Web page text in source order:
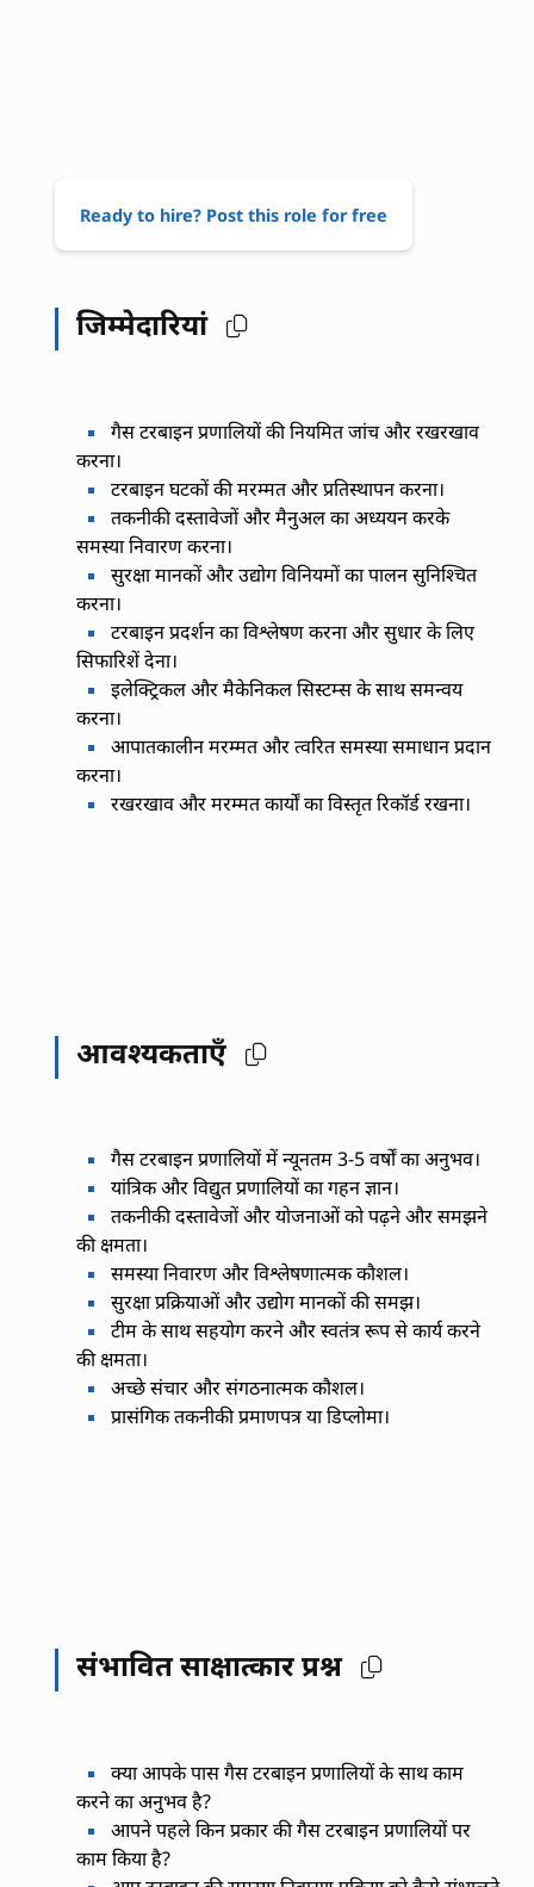
Ready to hire? Post this role for free
जिम्मेदारियां
गैस टरबाइन प्रणालियों की नियमित जांच और रखरखाव
करना।
टरबाइन घटकों की मरम्मत और प्रतिस्थापन करना।
तकनीकी दस्तावेजों और मैनुअल का अध्ययन करके
समस्या निवारण करना।
सुरक्षा मानकों और उद्योग विनियमों का पालन सुनिश्चित
करना।
टरबाइन प्रदर्शन का विश्लेषण करना और सुधार के लिए
सिफारिशें देना।
इलेक्ट्रिकल और मैकेनिकल सिस्टम्स के साथ समन्वय
करना।
आपातकालीन मरम्मत और त्वरित समस्या समाधान प्रदान
करना।
रखरखाव और मरम्मत कार्यों का विस्तृत रिकॉर्ड रखना।
आवश्यकताएँ
गैस टरबाइन प्रणालियों में न्यूनतम 3-5 वर्षों का अनुभव।
यांत्रिक और विद्युत प्रणालियों का गहन ज्ञान।
तकनीकी दस्तावेजों और योजनाओं को पढ़ने और समझने
की क्षमता।
समस्या निवारण और विश्लेषणात्मक कौशल।
सुरक्षा प्रक्रियाओं और उद्योग मानकों की समझ।
टीम के साथ सहयोग करने और स्वतंत्र रूप से कार्य करने
की क्षमता।
अच्छे संचार और संगठनात्मक कौशल।
प्रासंगिक तकनीकी प्रमाणपत्र या डिप्लोमा।
संभावित साक्षात्कार प्रश्न
क्या आपके पास गैस टरबाइन प्रणालियों के साथ काम
करने का अनुभव है?
आपने पहले किन प्रकार की गैस टरबाइन प्रणालियों पर
काम किया है?